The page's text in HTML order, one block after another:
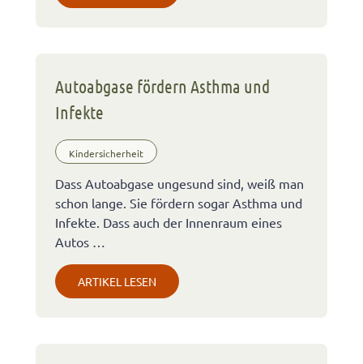
Autoabgase fördern Asthma und
Infekte
Kindersicherheit
Dass Autoabgase ungesund sind, weiß man
schon lange. Sie fördern sogar Asthma und
Infekte. Dass auch der Innenraum eines
Autos …
ARTIKEL LESEN